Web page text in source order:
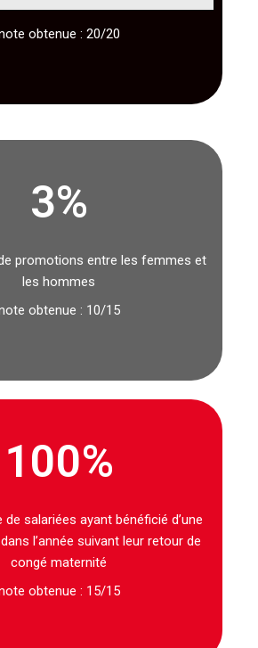
obtenue : 20/20
3%
promotions entre les femmes et
les hommes
obtenue : 10/15
100%
de salariées ayant bénéficié d’une
l’année suivant leur retour de
congé maternité
obtenue : 15/15